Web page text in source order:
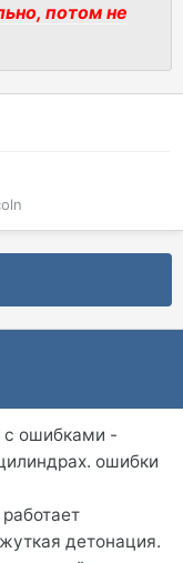
потом не
с ошибками -
ошибки
детонация.